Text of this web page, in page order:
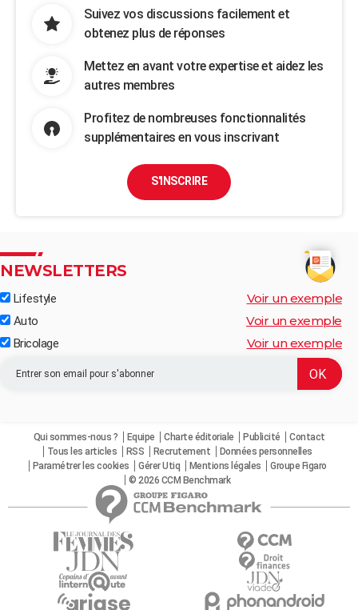
Suivez vos discussions facilement et
obtenez plus de réponses
Mettez en avant votre expertise et aidez les
autres membres
Profitez de nombreuses fonctionnalités
supplémentaires en vous inscrivant
S'INSCRIRE
NEWSLETTERS
Lifestyle Voir un exemple
Auto Voir un exemple
Bricolage Voir un exemple
Qui sommes-nous ? Equipe Charte éditoriale Publicité
Contact
Tous les articles
RSS Recrutement
Données personnelles
Paramétrer les cookies
Gérer Utiq Mentions légales
Groupe Figaro
© 2026 CCM Benchmark